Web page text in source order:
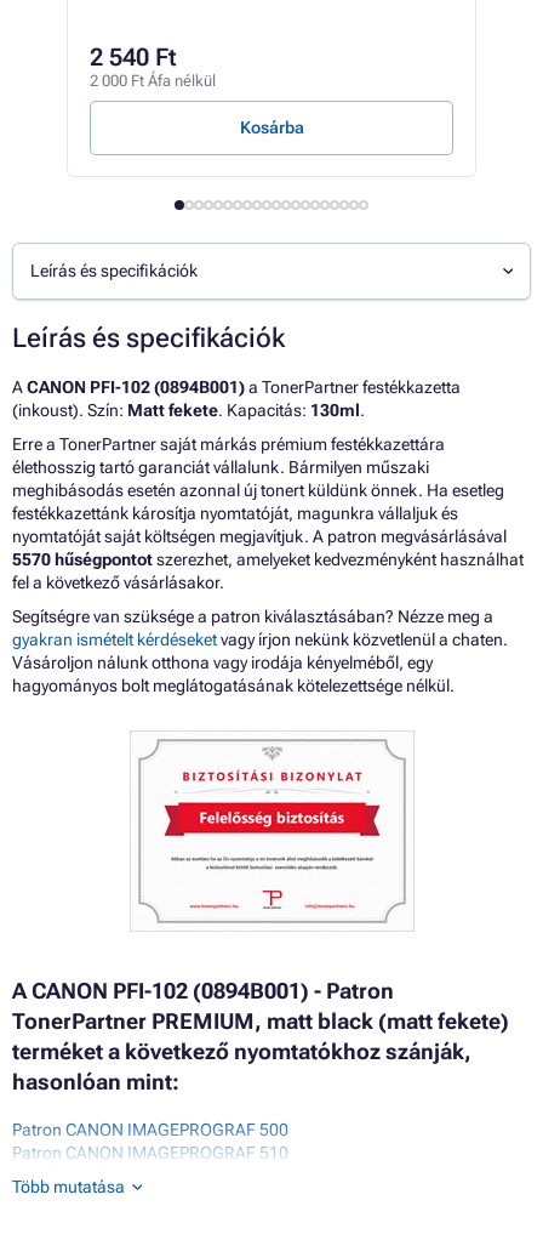
2 540 Ft
2 000 Ft Áfa nélkül
Kosárba
Leírás és specifikációk
Leírás és specifikációk
ACANON PFI-102 (0894B001)a TonerPartner festékkazetta
(inkoust). Szín: Matt fekete. Kapacitás: 130ml.
Erre a TonerPartner saját márkás prémium festékkazettára
élethosszig tartó garanciát vállalunk. Bármilyen műszaki
meghibásodás esetén azonnal új tonert küldünk önnek. Ha esetleg
festékkazettánk károsítja nyomtatóját, magunkra vállaljuk és
nyomtatóját saját költségen megjavítjuk. A patron megvásárlásával
5570 hűségpontotszerezhet, amelyeket kedvezményként használhat
fel a következő vásárlásakor.
Segítségre van szüksége a patron kiválasztásában? Nézze meg a
gyakran ismételt kérdéseketvagy írjon nekünk közvetlenül a chaten.
Vásároljon nálunk otthona vagy irodája kényelméből, egy
hagyományos bolt meglátogatásának kötelezettsége nélkül.
A CANON PFI-102 (0894B001) - Patron
TonerPartner PREMIUM, matt black (matt fekete)
terméket a következő nyomtatókhoz szánják,
hasonlóan mint:
Patron CANON IMAGEPROGRAF 500
Patron CANON IMAGEPROGRAF 510
Patron CANON IMAGEPROGRAF 510 PLUS
Patron CANON IMAGEPROGRAF 510 SERIES
Több mutatása